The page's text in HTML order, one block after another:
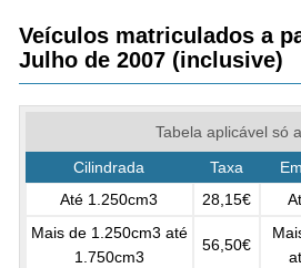
Veículos matriculados a
Julho de 2007 (inclusive)
Tabela aplicável só
Cilindrada
Taxa
Até 1.250cm3
28,15€
Mais de 1.250cm3 até
1.750cm3
56,50€